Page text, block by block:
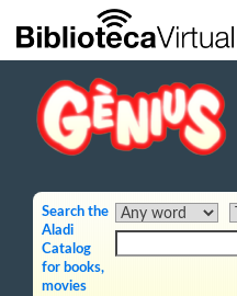
Skip to Main Content
Search the
Aladi
Catalog
for books,
movies